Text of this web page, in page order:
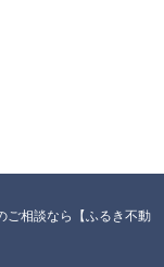
ご相談なら【ふるき不動